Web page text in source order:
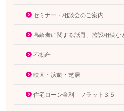
セミナー・相談会のご案内
高齢者に関する話題、施設相続な
不動産
映画・演劇・芝居
住宅ローン金利 フラット３５